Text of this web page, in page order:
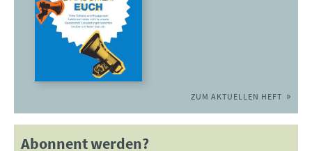
ZUM AKTUELLEN HEFT
Abonnent werden?